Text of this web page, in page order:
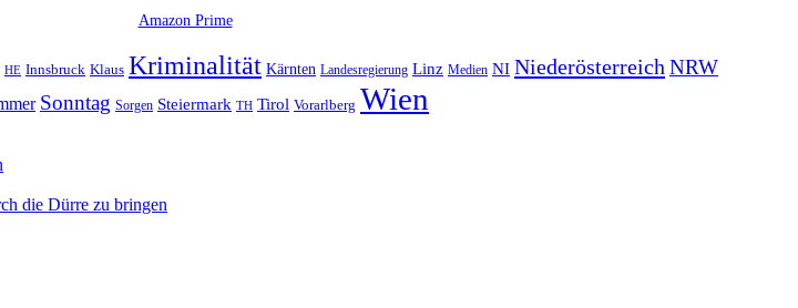
Amazon Prime
HE Innsbruck Klaus Kriminalität Kärnten Landesregierung Linz Medien NI Niederösterreich NRW
Sonntag Sorgen Steiermark TH Tirol Vorarlberg Wien
die Dürre zu bringen